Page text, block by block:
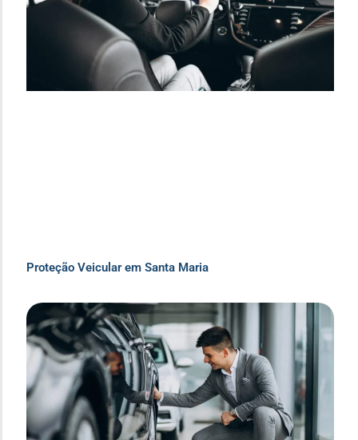
Proteção Veicular em Santa Maria